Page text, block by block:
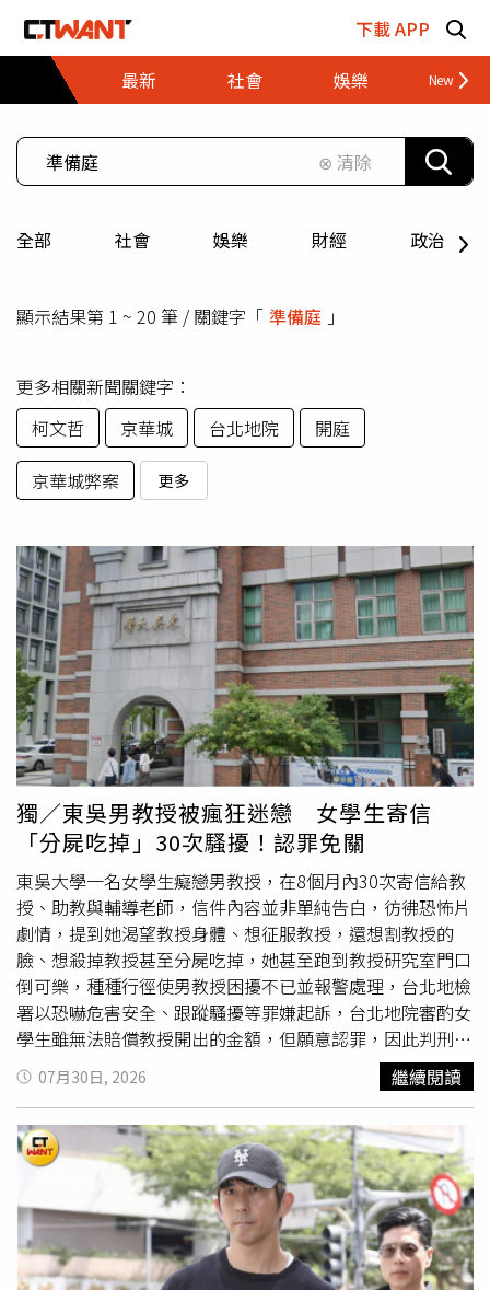
下載 APP
最新
社會 娛樂 財經
⊗ 清除
全部 社會 娛樂 財經 政治
顯示結果第 1 ~ 20 筆 / 關鍵字「 準備庭 」
更多相關新聞關鍵字：
柯文哲
京華城 台北地院
開庭
京華城弊案
更多
獨／東吳男教授被瘋狂迷戀 女學生寄信
「分屍吃掉」30次騷擾！認罪免關
東吳大學一名女學生癡戀男教授，在8個月內30次寄信給教
授、助教與輔導老師，信件內容並非單純告白，彷彿恐怖片
劇情，提到她渴望教授身體、想征服教授，還想割教授的
臉、想殺掉教授甚至分屍吃掉，她甚至跑到教授研究室門口
倒可樂，種種行徑使男教授困擾不已並報警處理，台北地檢
署以恐嚇危害安全、跟蹤騷擾等罪嫌起訴，台北地院審酌女
學生雖無法賠償教授開出的金額，但願意認罪，因此判刑6
月，可易科罰金18萬元。檢方調查，女學生2023年8月進入
東吳大學就讀，選修本案男教授的課程並得知教授的電子信
箱，入學3個月她就開始寫信騷擾，從2023年11月到2024
年7月總共寄出30封EMAIL，部分內容近似告白信，例如她
自稱「又瘋狂又犯賤才愛上你」，但寫越多越顯露佔有慾，
像是「你在可愛的臉蛋之外，更吸引人的是機伶風趣的內
在，讓我認為他們沒品味而不懂欣賞你，只有我有資格喜歡
和擁有你。你是我的疆土，我不許別人碰。」男教授的寵物
是貓，女學生為此寫下她羨慕那隻貓「可以咬你、被你撫
07月30日, 2026 繼續閱讀